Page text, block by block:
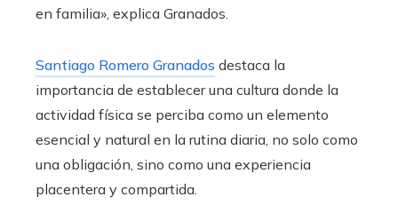
en familia», explica Granados.
Santiago Romero Granados destaca la
importancia de establecer una cultura donde la
actividad física se perciba como un elemento
esencial y natural en la rutina diaria, no solo como
una obligación, sino como una experiencia
placentera y compartida.